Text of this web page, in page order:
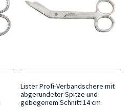
Lister Profi-Verbandschere mit
abgerundeter Spitze und
gebogenem Schnitt 14 cm